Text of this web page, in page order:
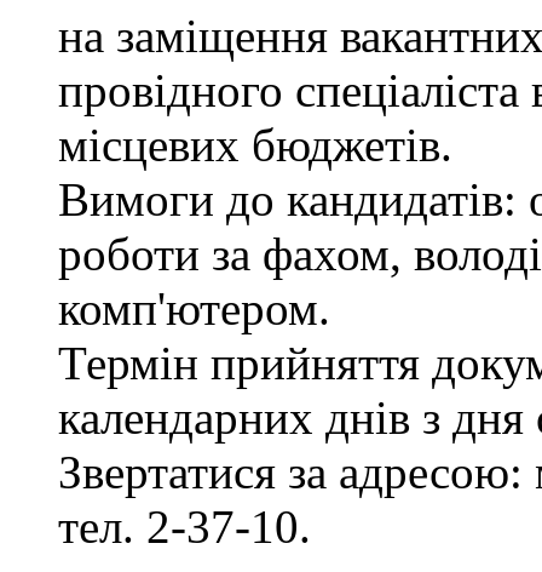
на заміщення
провідного
місцевих бюджетів.
Вимоги до кандидатів:
роботи за фахом,
комп'ютером.
Термін прийняття
календарних днів з
Звертатися за
тел. 2-37-10.